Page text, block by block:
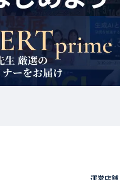
第４条（利用者情報の取り扱い）
当サイトの利用に際して利用者から取
必要に応じて会員に連絡をするため
セミナー受講状況や受講に関する
集計及び分析等個人を特定できな
運営店舗